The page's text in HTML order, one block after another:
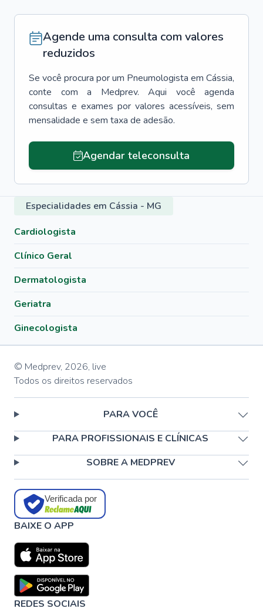
Agende uma consulta com valores
reduzidos
Se você procura por um Pneumologista em Cássia,
conte com a Medprev. Aqui você agenda
consultas e exames por valores acessíveis, sem
mensalidade e sem taxa de adesão.
Agendar teleconsulta
Especialidades em Cássia - MG
Cardiologista
Clínico Geral
Dermatologista
Geriatra
Ginecologista
© Medprev, 2026, live
Todos os direitos reservados
PARA VOCÊ
PARA PROFISSIONAIS E CLÍNICAS
SOBRE A MEDPREV
Verificada por
BAIXE O APP
REDES SOCIAIS